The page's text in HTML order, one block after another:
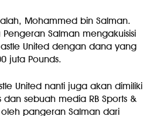
Mohammed bin Salman.
Salman mengakuisisi
United dengan dana yang
juta Pounds.
United nanti juga akan dimiliki
dan sebuah media RB Sports &
pangeran Salman dari